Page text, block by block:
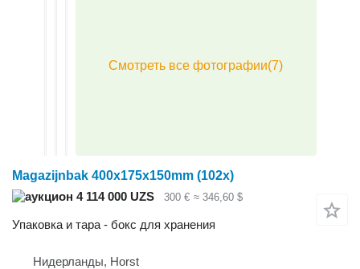
Magazijnbak 400x175x150mm (102x)
4 114 000 UZS
300 € ≈ 346,60 $
Упаковка и тара - бокс для хранения
Нидерланды, Horst